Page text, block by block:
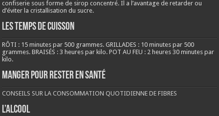
confiserie sous forme de sirop concentré. Il a l’avantage de retarder ou
d’éviter la cristallisation du sucre.
LES TEMPS DE CUISSON
RÔTI : 15 minutes par 500 grammes. GRILLADES : 10 minutes par 500
grammes. BRAISÉS : 3 heures par kilo. POT AU FEU : 2 heures 30 minutes par
kilo.
Manger pour rester en santé
CONSEILS SUR LA CONSOMMATION QUOTIDIENNE DE FIBRES
L’ALCOOL